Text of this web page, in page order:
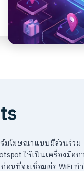
มโฆษณาแบบมีส่วนร่วม
ให้เป็นเครื่องมื
นที่จะเชื่อมต่อ WiFi ท